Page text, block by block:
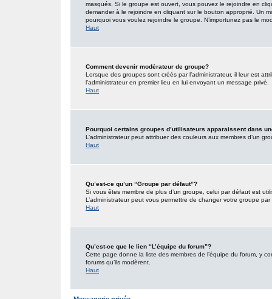
masqués. Si le groupe est ouvert, vous pouvez le rejoindre en
demander à le rejoindre en cliquant sur le bouton approprié. Un
pourquoi vous voulez rejoindre le groupe. N’importunez pas le
Haut
Comment devenir modérateur de groupe?
Lorsque des groupes sont créés par l’administrateur, il leur est
l’administrateur en premier lieu en lui envoyant un message privé.
Haut
Pourquoi certains groupes d’utilisateurs apparaissent dans
L’administrateur peut attribuer des couleurs aux membres d’un
Haut
Qu’est-ce qu’un “Groupe par défaut”?
Si vous êtes membre de plus d’un groupe, celui par défaut est
L’administrateur peut vous permettre de changer votre groupe
Haut
Qu’est-ce que le lien “L’équipe du forum”?
Cette page donne la liste des membres de l’équipe du forum, y
forums qu’ils modèrent.
Haut